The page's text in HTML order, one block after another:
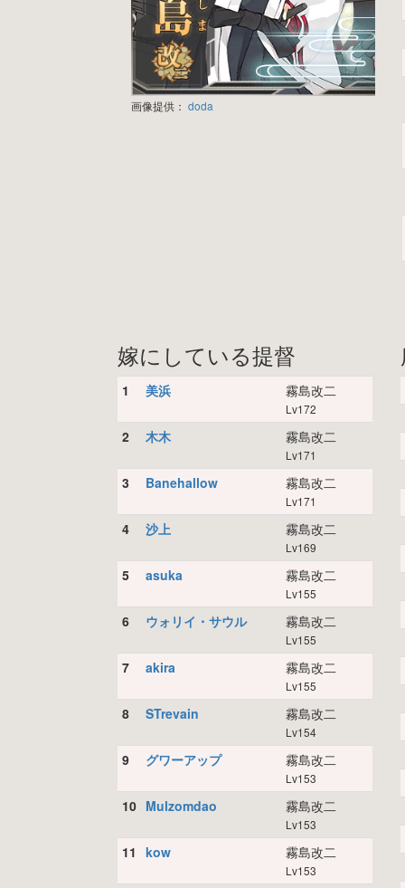
画像提供： doda
嫁にしている提督
1 美浜 霧島改二
Lv172
2 木木 霧島改二
Lv171
3 Banehallow 霧島改二
Lv171
4 沙上 霧島改二
Lv169
5 asuka 霧島改二
Lv155
6 ウォリイ・サウル 霧島改二
Lv155
7 akira 霧島改二
Lv155
8 STrevain 霧島改二
Lv154
9 グワーアップ 霧島改二
Lv153
10 Mulzomdao 霧島改二
Lv153
11 kow 霧島改二
Lv153